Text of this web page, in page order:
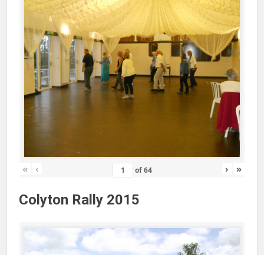
« ‹ of64 › »
Colyton Rally 2015